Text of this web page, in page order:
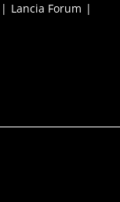
Lancia Forum